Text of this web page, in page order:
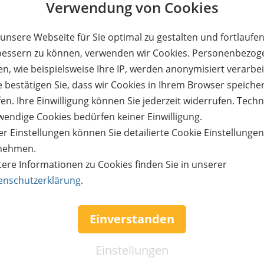
Verwendung von Cookies
Webseite für Sie optimal zu gestalten und
zu können, verwenden wir Cookies.
wie beispielsweise Ihre IP, werden anonymisiert
bestätigen Sie, dass wir Cookies in Ihrem Browser
Ihre Einwilligung können Sie jederzeit widerrufen.
Cookies bedürfen keiner Einwilligung.
Einstellungen können Sie detailierte Cookie Einstellungen
Informationen zu Cookies finden Sie in unserer
.
Einverstanden
Einstellungen
mit euren
JETZTBESTELLEN
€
Verfügbar:
5
Versand:
3,50 €
in einer Suite zum
62%
WEITERE DETAILS JETZT
Wert:
764,- €
Preis:
290,- €
Verfügbar: